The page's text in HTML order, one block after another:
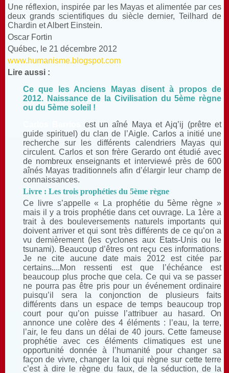
Une réflexion, inspirée par les Mayas et alimentée par ces
deux grands scientifiques du siècle dernier, Teilhard de
Chardin et Albert Einstein.
Oscar Fortin
Québec, le 21 décembre 2012
www.humanisme.blogspot.com
Lire aussi :
Ce que les Anciens Mayas disent à propos de
2012. Naissance de la Civilisation du 5ème règne
ou du 5ème soleil !
est un aîné Maya et Ajq’ij (prêtre et
guide spirituel) du clan de l’Aigle. Carlos a initié une
recherche sur les différents calendriers Mayas qui
circulent. Carlos et son frère Gerardo ont étudié avec
de nombreux enseignants et interviewé près de 600
aînés Mayas traditionnels afin d’élargir leur champ de
connaissances.
Livre : Les trois prophéties du 5ème règne
Ce livre s’appelle « La prophétie du 5ème règne »
mais il y a trois prophétie dans cet ouvrage. La 1ère a
trait à des bouleversements naturels importants qui
doivent arriver et qui sont très différents de ce qu’on a
vu dernièrement (les cyclones aux Etats-Unis ou le
tsunami). Beaucoup d’êtres ont reçu ces informations.
Je ne cite aucune date mais 2012 est citée par
certains....Mon ressenti est que l’échéance est
beaucoup plus proche que cela. Ce qui va se passer
ne pourra pas être pris pour un événement ordinaire
puisqu’il sera la conjonction de plusieurs faits
différents dans un espace de temps beaucoup trop
court pour qu’on puisse l’attribuer au hasard. On
annonce une colère des 4 éléments : l’eau, la terre,
l’air, le feu dans un délai de 40 jours. Cette fameuse
prophétie avec ces éléments climatiques est une
opportunité donnée à l’humanité pour changer sa
façon de vivre, changer la loi qui règne sur cette terre
c’est à dire le règne du faux, de la séduction, de la